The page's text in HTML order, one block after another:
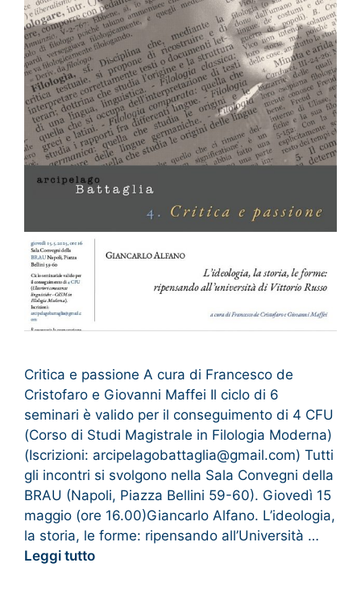
Critica e passione A cura di Francesco de
Cristofaro e Giovanni Maffei Il ciclo di 6
seminari è valido per il conseguimento di 4 CFU
(Corso di Studi Magistrale in Filologia Moderna)
(Iscrizioni: arcipelagobattaglia@gmail.com) Tutti
gli incontri si svolgono nella Sala Convegni della
BRAU (Napoli, Piazza Bellini 59-60). Giovedì 15
maggio (ore 16.00)Giancarlo Alfano. L’ideologia,
la storia, le forme: ripensando all’Università …
Leggi tutto